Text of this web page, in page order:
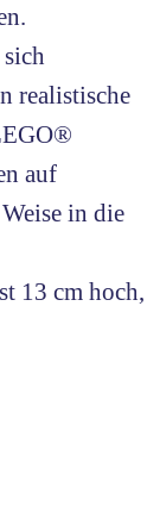
realistische
auf
in die
13 cm hoch,